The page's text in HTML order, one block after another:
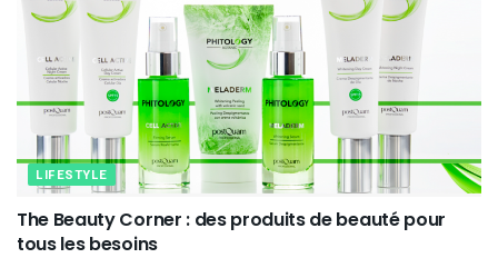
LIFESTYLE
The Beauty Corner : des produits de beauté pour
tous les besoins